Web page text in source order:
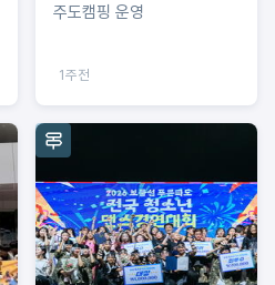
주도캠핑 운영
1주전